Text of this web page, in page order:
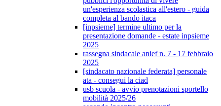
un'esperienza scolastica all'estero - guida
completa al bando itaca
[inpsieme] termine ultimo per la
presentazione domande - estate inpsieme
2025
rassegna sindacale anief n. 7 - 17 febbraio
2025
[sindacato nazionale federata] personale
ata - consegui la ciad
usb scuola - avvio prenotazioni sportello
mobilità 2025/26